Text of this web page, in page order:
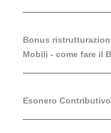
Bonus
Mobili - come fare il
Esonero